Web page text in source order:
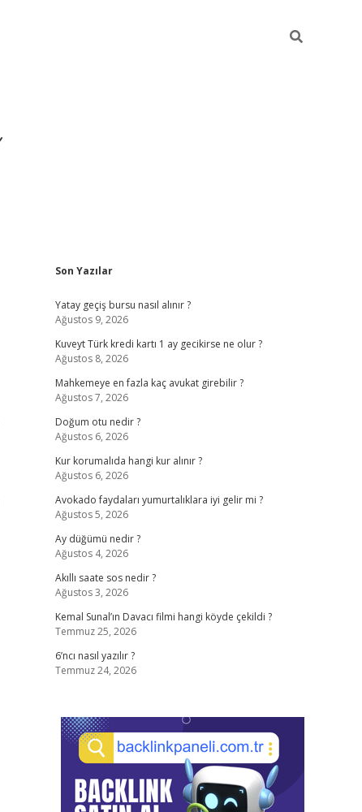
Sidebar
Son Yazılar
Yatay geçiş bursu nasıl alınır ?
Ağustos 9, 2026
Kuveyt Türk kredi kartı 1 ay gecikirse ne olur ?
Ağustos 8, 2026
Mahkemeye en fazla kaç avukat girebilir ?
Ağustos 7, 2026
Doğum otu nedir ?
Ağustos 6, 2026
Kur korumalıda hangi kur alınır ?
Ağustos 6, 2026
Avokado faydaları yumurtalıklara iyi gelir mi ?
Ağustos 5, 2026
Ay düğümü nedir ?
Ağustos 4, 2026
Akıllı saate sos nedir ?
Ağustos 3, 2026
Kemal Sunal’ın Davacı filmi hangi köyde çekildi ?
Temmuz 25, 2026
6’ncı nasıl yazılır ?
Temmuz 24, 2026
betci